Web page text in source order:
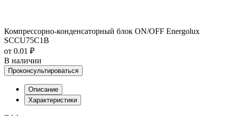
Компрессорно-конденсаторный блок ON/OFF Energolux
SCCU75C1B
от 0.01 ₽
В наличии
Проконсультироваться
Описание
Характеристики